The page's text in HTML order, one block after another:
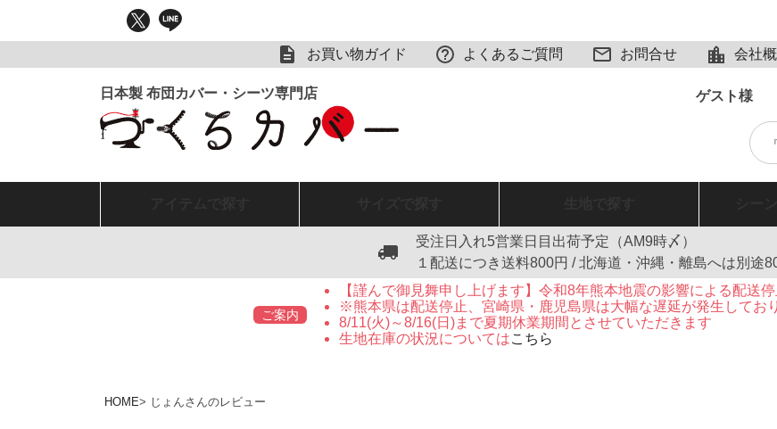
お買い物ガイド よくあるご質問 お問合せ 会社
ゲスト様
受注日入れ5営業日目出荷予定（AM9時〆）
１配送につき送料800円 / 北海道・沖縄・離島へは別途
ご案内
【謹んで御見舞申し上げます】令和8年熊本地震の影響による配送
※熊本県は配送停止、宮崎県・鹿児島県は大幅な遅延が発生してお
8/11(火)～8/16(日)まで夏期休業期間とさせていただきます
生地在庫の状況についてはこちら
HOME じょんさんのレビュー